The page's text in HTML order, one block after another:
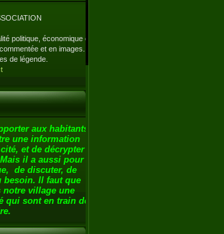
politique, économique et
et en images.
de légende.
aux habitants
une information
et de décrypter
il a aussi pour
de discuter, de
besoin. Il faut que
notre village une
qui sont en train de